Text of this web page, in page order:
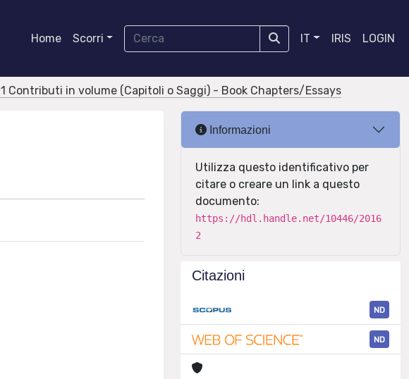
Home Scorri IT IRIS LOGIN
Contributi in volume (Capitoli o Saggi) - Book Chapters/Essays
Informazioni
Utilizza questo identificativo per
citare o creare un link a questo
documento:
https://hdl.handle.net/10446/2016
2
Citazioni
ND
ND